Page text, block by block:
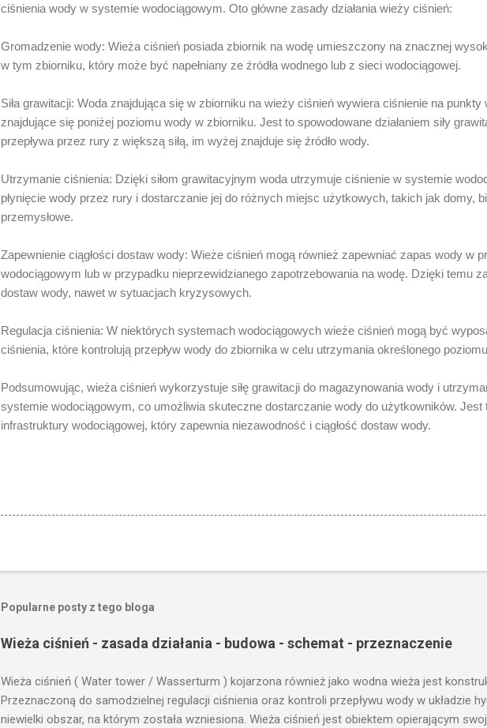
ciśnienia wody w systemie wodociągowym. Oto główne zasady działania wieży ciśnień:
Gromadzenie wody: Wieża ciśnień posiada zbiornik na wodę umieszczony na znacznej
w tym zbiorniku, który może być napełniany ze źródła wodnego lub z sieci wodociągowej.
Siła grawitacji: Woda znajdująca się w zbiorniku na wieży ciśnień wywiera ciśnienie na
znajdujące się poniżej poziomu wody w zbiorniku. Jest to spowodowane działaniem siły
przepływa przez rury z większą siłą, im wyżej znajduje się źródło wody.
Utrzymanie ciśnienia: Dzięki siłom grawitacyjnym woda utrzymuje ciśnienie w systemie
płynięcie wody przez rury i dostarczanie jej do różnych miejsc użytkowych, takich jak domy,
przemysłowe.
Zapewnienie ciągłości dostaw wody: Wieże ciśnień mogą również zapewniać zapas wody w
wodociągowym lub w przypadku nieprzewidzianego zapotrzebowania na wodę. Dzięki temu
dostaw wody, nawet w sytuacjach kryzysowych.
Regulacja ciśnienia: W niektórych systemach wodociągowych wieże ciśnień mogą być
ciśnienia, które kontrolują przepływ wody do zbiornika w celu utrzymania określonego
Podsumowując, wieża ciśnień wykorzystuje siłę grawitacji do magazynowania wody i
systemie wodociągowym, co umożliwia skuteczne dostarczanie wody do użytkowników. Jest
infrastruktury wodociągowej, który zapewnia niezawodność i ciągłość dostaw wody.
Popularne posty z tego bloga
Wieża ciśnień - zasada działania - budowa - schemat - przeznaczenie
Wieża ciśnień ( Water tower / Wasserturm ) kojarzona również jako wodna wieża jest
Przeznaczoną do samodzielnej regulacji ciśnienia oraz kontroli przepływu wody w układzie
niewielki obszar, na którym została wzniesiona. Wieża ciśnień jest obiektem opierającym